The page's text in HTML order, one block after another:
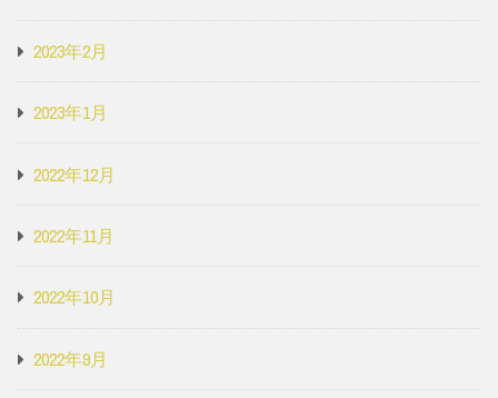
2023年2月
2023年1月
2022年12月
2022年11月
2022年10月
2022年9月